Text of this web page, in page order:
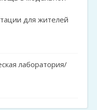
для жителей
лаборатория/